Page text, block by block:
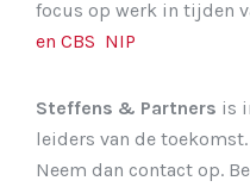
focus op werk in tijden
en CBS NIP
Steffens & Partners is
leiders van de
Neem dan contact op.